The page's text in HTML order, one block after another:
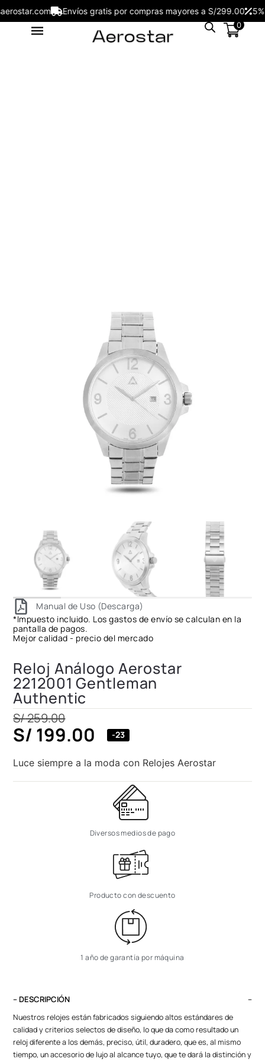
Envíos gratis por compras mayores a S/299.00
0
Manual de Uso (Descarga)
*Impuesto incluido. Los gastos de envío se calculan en la
pantalla de pagos.
Mejor calidad - precio del mercado
Reloj Análogo Aerostar
2212001 Gentleman
Authentic
S/259.00
S/ 199.00 -23
Luce siempre a la moda con Relojes Aerostar
Diversos medios de pago
Producto con descuento
1 año de garantía por máquina
– DESCRIPCIÓN
Nuestros relojes están fabricados siguiendo altos estándares de
calidad y criterios selectos de diseño, lo que da como resultado un
reloj diferente a los demás, preciso, útil, duradero, que es, al mismo
tiempo, un accesorio de lujo al alcance tuyo, que te dará la distinción y